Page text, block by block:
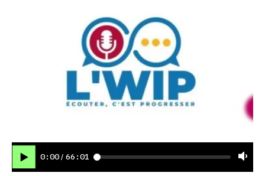
0:00 / 66:01